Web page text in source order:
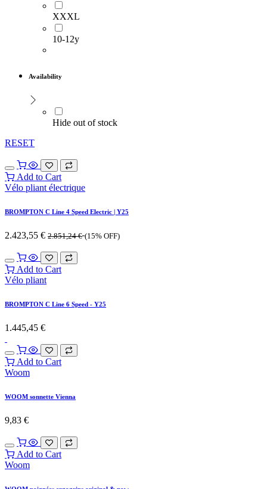
XXXL
10-12y
Availability
Hide out of stock
RESET
Add to Cart
Vélo pliant électrique
BROMPTON C Line 4 Speed Electric | Y25
2.423,55 € 2.851,24€ (15% OFF)
Add to Cart
Vélo pliant
BROMPTON C Line 6 Speed - Y25
1.445,45 €
Add to Cart
Woom
WOOM sonnette Vienna
9,83 €
Add to Cart
Woom